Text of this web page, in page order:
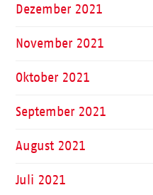
Dezember 2021
November 2021
Oktober 2021
September 2021
August 2021
Juli 2021